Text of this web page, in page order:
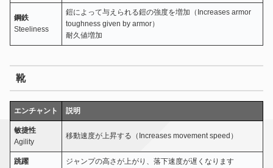
鋼鉄
Steeliness
鎧によって与えられる鎧の強度を増加（Increases armor
toughness given by armor）
耐久値増加
靴
エンチャント 説明
敏捷性
Agility
移動速度が上昇する（Increases movement speed）
跳躍 ジャンプの高さが上がり、落下速度が遅くなります